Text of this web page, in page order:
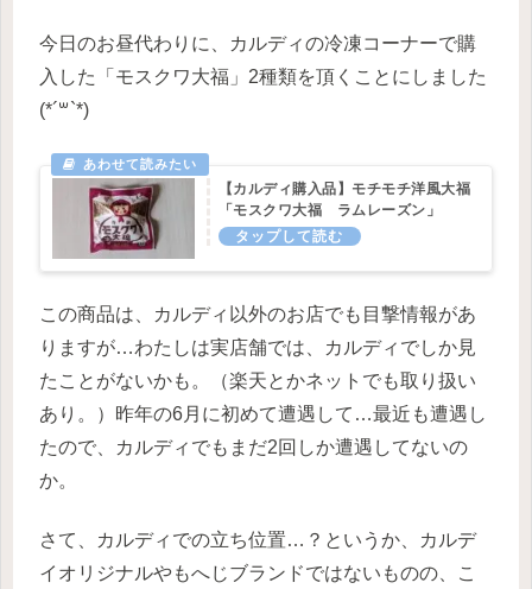
今日のお昼代わりに、カルディの冷凍コーナーで購
入した「モスクワ大福」2種類を頂くことにしました
(*´꒳`*)
【カルディ購入品】モチモチ洋風大福
「モスクワ大福 ラムレーズン」
この商品は、カルディ以外のお店でも目撃情報があ
りますが…わたしは実店舗では、カルディでしか見
たことがないかも。（楽天とかネットでも取り扱い
あり。）昨年の6月に初めて遭遇して…最近も遭遇し
たので、カルディでもまだ2回しか遭遇してないの
か。
さて、カルディでの立ち位置…？というか、カルデ
イオリジナルやもへじブランドではないものの、こ